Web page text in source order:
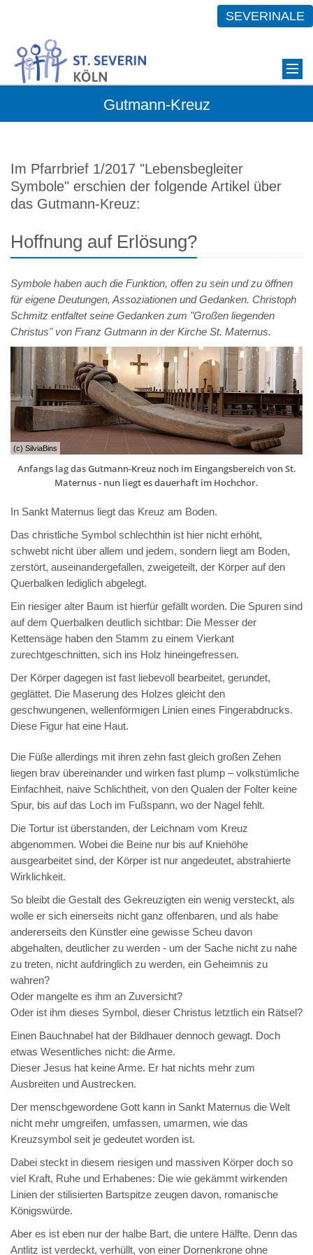
SEVERINALE
Gutmann-Kreuz
Im Pfarrbrief 1/2017 "Lebensbegleiter
Symbole" erschien der folgende Artikel über
das Gutmann-Kreuz:
Hoffnung auf Erlösung?
Symbole haben auch die Funktion, offen zu sein und zu öffnen
für eigene Deutungen, Assoziationen und Gedanken. Christoph
Schmitz entfaltet seine Gedanken zum "Großen liegenden
Christus" von Franz Gutmann in der Kirche St. Maternus.
(c) SilviaBins
Anfangs lag das Gutmann-Kreuz noch im Eingangsbereich von St.
Maternus - nun liegt es dauerhaft im Hochchor.
In Sankt Maternus liegt das Kreuz am Boden.
Das christliche Symbol schlechthin ist hier nicht erhöht,
schwebt nicht über allem und jedem, sondern liegt am Boden,
zerstört, auseinandergefallen, zweigeteilt, der Körper auf den
Querbalken lediglich abgelegt.
Ein riesiger alter Baum ist hierfür gefällt worden. Die Spuren sind
auf dem Querbalken deutlich sichtbar: Die Messer der
Kettensäge haben den Stamm zu einem Vierkant
zurechtgeschnitten, sich ins Holz hineingefressen.
Der Körper dagegen ist fast liebevoll bearbeitet, gerundet,
geglättet. Die Maserung des Holzes gleicht den
geschwungenen, wellenförmigen Linien eines Fingerabdrucks.
Diese Figur hat eine Haut.
Die Füße allerdings mit ihren zehn fast gleich großen Zehen
liegen brav übereinander und wirken fast plump – volkstümliche
Einfachheit, naive Schlichtheit, von den Qualen der Folter keine
Spur, bis auf das Loch im Fußspann, wo der Nagel fehlt.
Die Tortur ist überstanden, der Leichnam vom Kreuz
abgenommen. Wobei die Beine nur bis auf Kniehöhe
ausgearbeitet sind, der Körper ist nur angedeutet, abstrahierte
Wirklichkeit.
So bleibt die Gestalt des Gekreuzigten ein wenig versteckt, als
wolle er sich einerseits nicht ganz offenbaren, und als habe
andererseits den Künstler eine gewisse Scheu davon
abgehalten, deutlicher zu werden - um der Sache nicht zu nahe
zu treten, nicht aufdringlich zu werden, ein Geheimnis zu
wahren?
Oder mangelte es ihm an Zuversicht?
Oder ist ihm dieses Symbol, dieser Christus letztlich ein Rätsel?
Einen Bauchnabel hat der Bildhauer dennoch gewagt. Doch
etwas Wesentliches nicht: die Arme.
Dieser Jesus hat keine Arme. Er hat nichts mehr zum
Ausbreiten und Austrecken.
Der menschgewordene Gott kann in Sankt Maternus die Welt
nicht mehr umgreifen, umfassen, umarmen, wie das
Kreuzsymbol seit je gedeutet worden ist.
Dabei steckt in diesem riesigen und massiven Körper doch so
viel Kraft, Ruhe und Erhabenes: Die wie gekämmt wirkenden
Linien der stilisierten Bartspitze zeugen davon, romanische
Königswürde.
Aber es ist eben nur der halbe Bart, die untere Hälfte. Denn das
Antlitz ist verdeckt, verhüllt, von einer Dornenkrone ohne